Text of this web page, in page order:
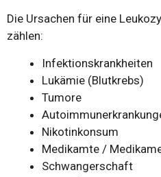
Die Ursachen für eine
zählen:
Infektionskrankheiten
Lukämie (Blutkrebs)
Tumore
Nikotinkonsum
Medikamte /
Schwangerschaft